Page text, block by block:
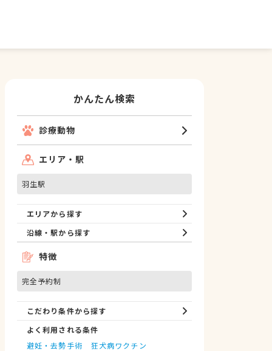
かんたん検索
診療動物
エリア・駅
羽生駅
エリアから探す
沿線・駅から探す
特徴
完全予約制
こだわり条件から探す
よく利用される条件
避妊・去勢手術
狂犬病ワクチン